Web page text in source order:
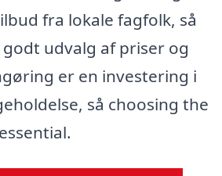
fra lokale fagfolk, så
udvalg af priser og
er en investering i
så choosing the